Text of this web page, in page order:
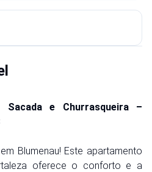
e Churrasqueira –
Blumenau! Este apartamento
oferece o conforto e a